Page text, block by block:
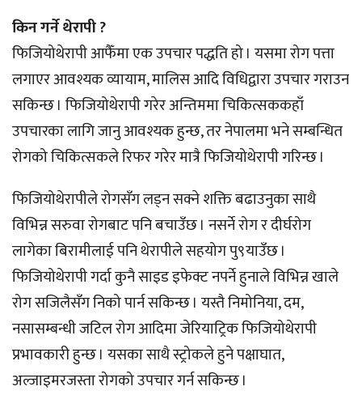
किन गर्ने थेरापी ?
फिजियोथेरापी आफैँमा एक उपचार पद्धति हो । यसमा रोग पत्ता
लगाएर आवश्यक व्यायाम, मालिस आदि विधिद्वारा उपचार गराउन
सकिन्छ । फिजियोथेरापी गरेर अन्तिममा चिकित्सककहाँ
उपचारका लागि जानु आवश्यक हुन्छ, तर नेपालमा भने सम्बन्धित
रोगको चिकित्सकले रिफर गरेर मात्रै फिजियोथेरापी गरिन्छ ।
फिजियोथेरापीले रोगसँग लड्न सक्ने शक्ति बढाउनुका साथै
विभिन्न सरुवा रोगबाट पनि बचाउँछ । नसर्ने रोग र दीर्घरोग
लागेका बिरामीलाई पनि थेरापीले सहयोग पु९याउँछ ।
फिजियोथेरापी गर्दा कुनै साइड इफेक्ट नपर्ने हुनाले विभिन्न खाले
रोग सजिलैसँग निको पार्न सकिन्छ । यस्तै निमोनिया, दम,
नसासम्बन्धी जटिल रोग आदिमा जेरियाट्रिक फिजियोथेरापी
प्रभावकारी हुन्छ । यसका साथै स्ट्रोकले हुने पक्षाघात,
अल्जाइमरजस्ता रोगको उपचार गर्न सकिन्छ ।